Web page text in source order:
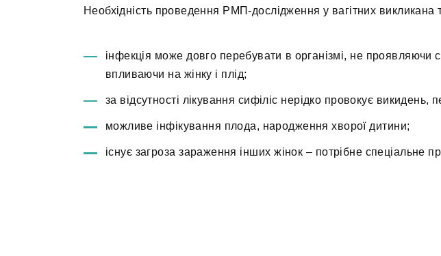
Необхідність проведення РМП-дослідження у вагітних
інфекція може довго перебувати в організмі, не проявляючи
впливаючи на жінку і плід;
за відсутності лікування сифіліс нерідко провокує викидень,
можливе інфікування плода, народження хворої дитини;
існує загроза зараження інших жінок – потрібне спеціальне